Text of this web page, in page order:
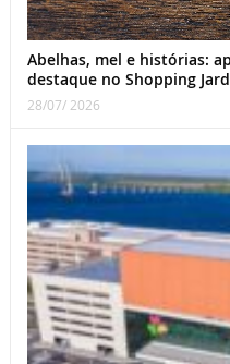
Abelhas, mel e histórias:
destaque no Shopping
28/07/ 2026